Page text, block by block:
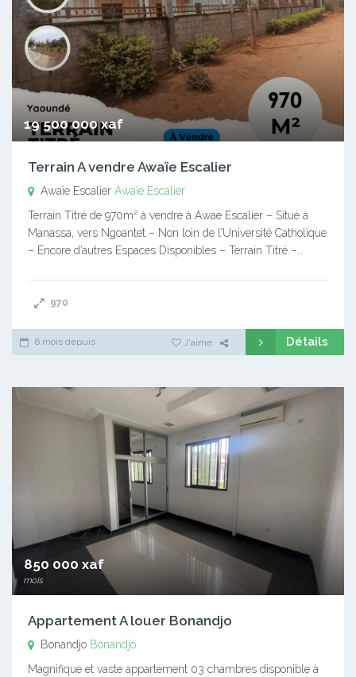
19 500 000 xaf
Terrain A vendre Awaïe Escalier
Awaïe Escalier Awaïe Escalier
Terrain Titré de 970m² à vendre à Awae Escalier – Situé à
Manassa, vers Ngoantet – Non loin de l’Université Catholique
– Encore d’autres Espaces Disponibles – Terrain Titré –…
970
6 mois depuis J'aime Détails
850 000 xaf
mois
Appartement A louer Bonandjo
Bonandjo Bonandjo
Magnifique et vaste appartement 03 chambres disponible à